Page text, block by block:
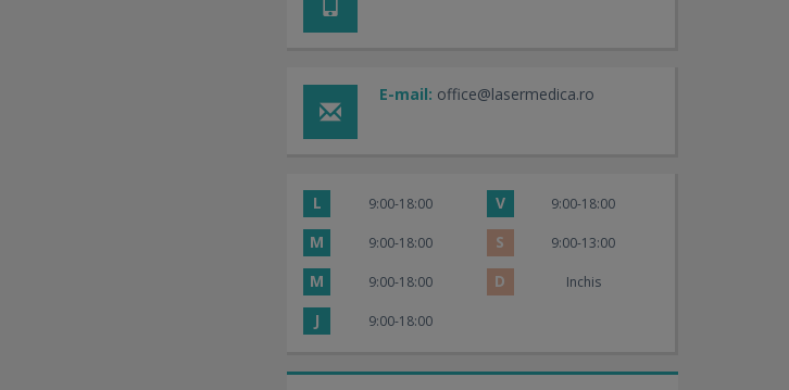
E-mail: office@lasermedica.ro
L 9:00-18:00 V 9:00-18:00
M 9:00-18:00 S 9:00-13:00
M 9:00-18:00 D Inchis
J 9:00-18:00